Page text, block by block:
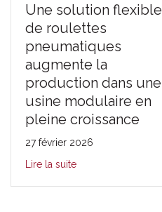
Une solution flexible
de roulettes
pneumatiques
augmente la
production dans une
usine modulaire en
pleine croissance
27 février 2026
Lire la suite